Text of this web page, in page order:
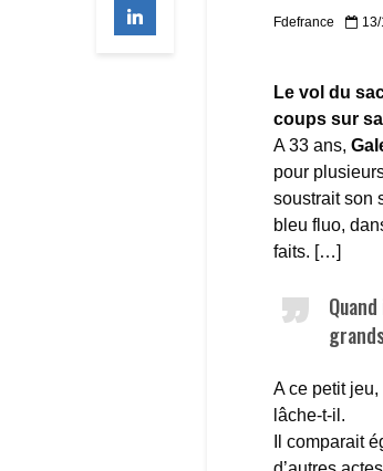
Fdefrance
Le vol du
coups sur
A 33 ans,
pour
soustrait son
bleu fluo,
faits. […]
A ce petit
lâche-t-il.
Il comparait